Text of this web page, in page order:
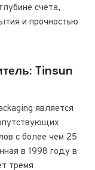
счёта,
и прочностью
Tinsun
является
с более чем 25
в 1998 году в
тремя